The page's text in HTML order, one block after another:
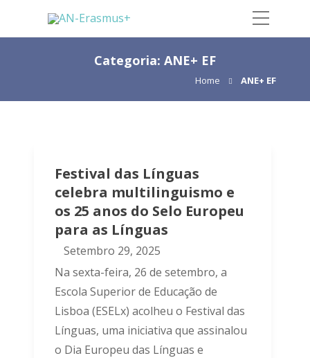
Categoria: ANE+ EF
Home ANE+ EF
Festival das Línguas
celebra multilinguismo e
os 25 anos do Selo Europeu
para as Línguas
Setembro 29, 2025
Na sexta-feira, 26 de setembro, a
Escola Superior de Educação de
Lisboa (ESELx) acolheu o Festival das
Línguas, uma iniciativa que assinalou
o Dia Europeu das Línguas e